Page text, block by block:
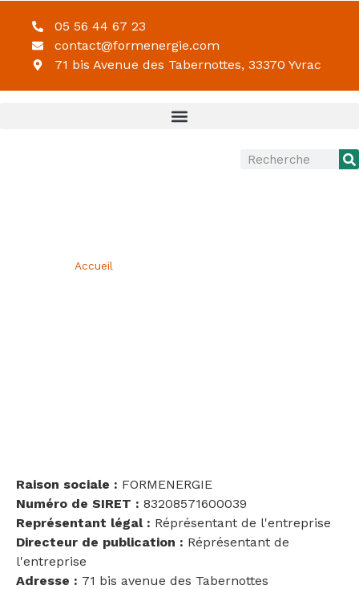
05 56 44 67 23
contact@formenergie.com
71 bis Avenue des Tabernottes, 33370 Yvrac
Accueil»
Raison sociale : FORMENERGIE
Numéro de SIRET : 83208571600039
Représentant légal : Réprésentant de l'entreprise
Directeur de publication : Réprésentant de
l'entreprise
Adresse : 71 bis avenue des Tabernottes